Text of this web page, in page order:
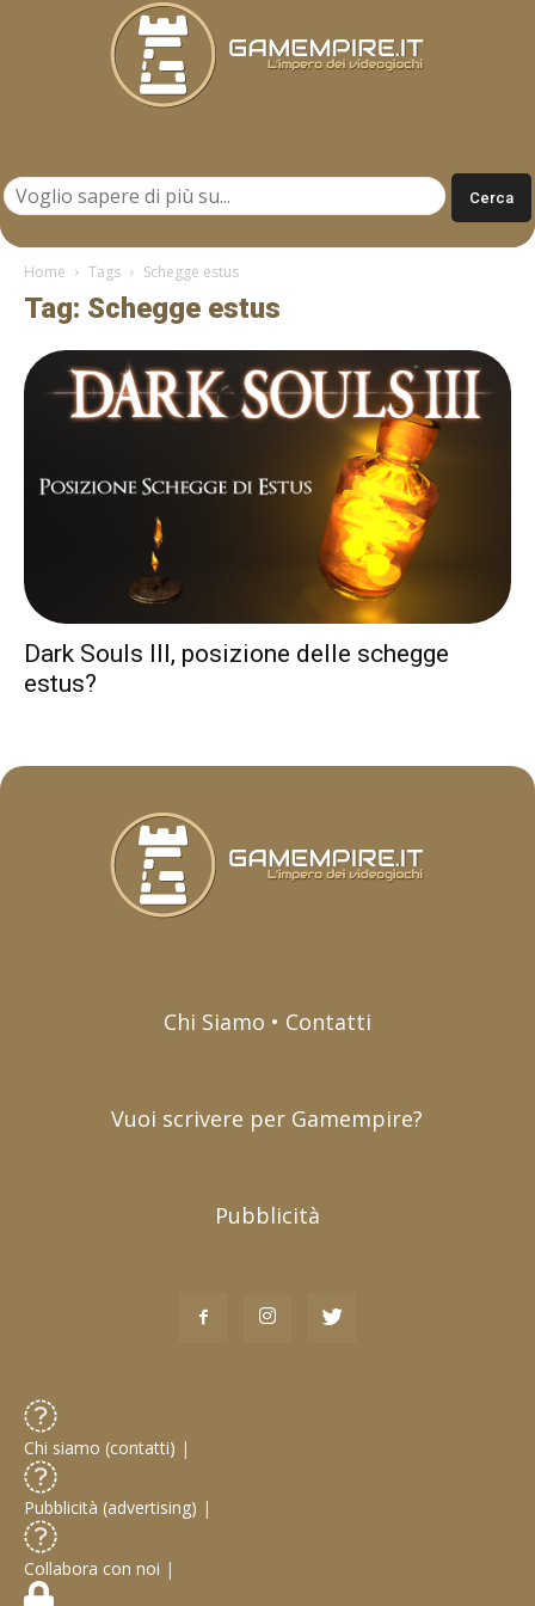
Home Tags Schegge estus
Tag: Schegge estus
Dark Souls III, posizione delle schegge
estus?
Chi Siamo • Contatti
Vuoi scrivere per Gamempire?
Pubblicità
Chi siamo (contatti) |
Pubblicità (advertising) |
Collabora con noi |